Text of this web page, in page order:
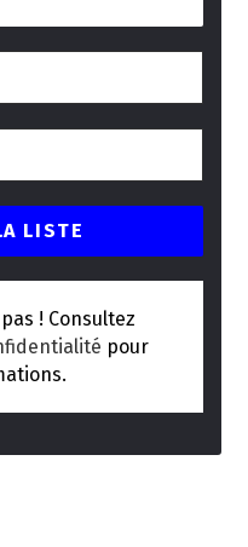
! Consultez
pour